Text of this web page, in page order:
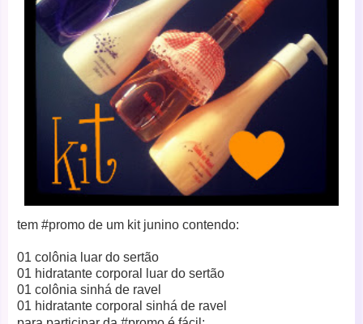
tem #promo de um kit junino contendo:
01 colônia luar do sertão
01 hidratante corporal luar do sertão
01 colônia sinhá de ravel
01 hidratante corporal sinhá de ravel